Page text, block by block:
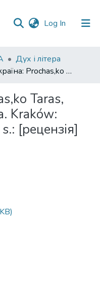
Log In (current)
Дух і літера
Інша Україна: Prochas,ko Taras, Żadan Serhij. Ukraina. Kraków: Nemrod, 2006. -152 s.: [рецензія]
Taras,
Kraków:
[рецензія]